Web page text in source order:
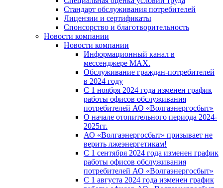
Стандарт обслуживания потребителей
Лицензии и сертификаты
Спонсорство и благотворительность
Новости компании
Новости компании
Информационный канал в
мессенджере MAX.
Обслуживание граждан-потребителей
в 2024 году
С 1 ноября 2024 года изменен график
работы офисов обслуживания
потребителей АО «Волгаэнергосбыт»
О начале отопительного периода 2024-
2025гг.
АО «Волгаэнергосбыт» призывает не
верить лжеэнергетикам!
С 1 сентября 2024 года изменен график
работы офисов обслуживания
потребителей АО «Волгаэнергосбыт»
С 1 августа 2024 года изменен график